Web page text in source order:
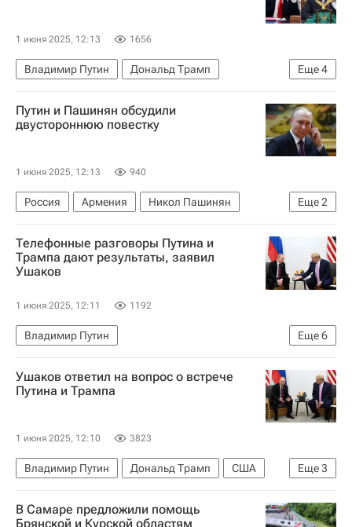
Следственный комитет России (СК РФ)
Обрушение моста на поезд в Брянской области
Воронеж
1 июня 2025, 12:13 1656
Еще4
Владимир Путин
Дональд Трамп
Юрий Ушаков
США Россия В мире
Путин и Пашинян обсудили
двустороннюю повестку
1 июня 2025, 12:13 940
Еще2
Россия Армения
Никол Пашинян
Владимир Путин
В мире
Телефонные разговоры Путина и
Трампа дают результаты, заявил
Ушаков
1 июня 2025, 12:11 1192
Еще6
Владимир Путин
Переговоры России и Украины в Стамбуле — 2025
Юрий Ушаков
Дональд Трамп
Россия
Ушаков ответил на вопрос о встрече
Путина и Трампа
1 июня 2025, 12:10 3823
Еще3
Владимир Путин Дональд Трамп
США
Россия
Юрий Ушаков В мире
В Самаре предложили помощь
Брянской и Курской областям